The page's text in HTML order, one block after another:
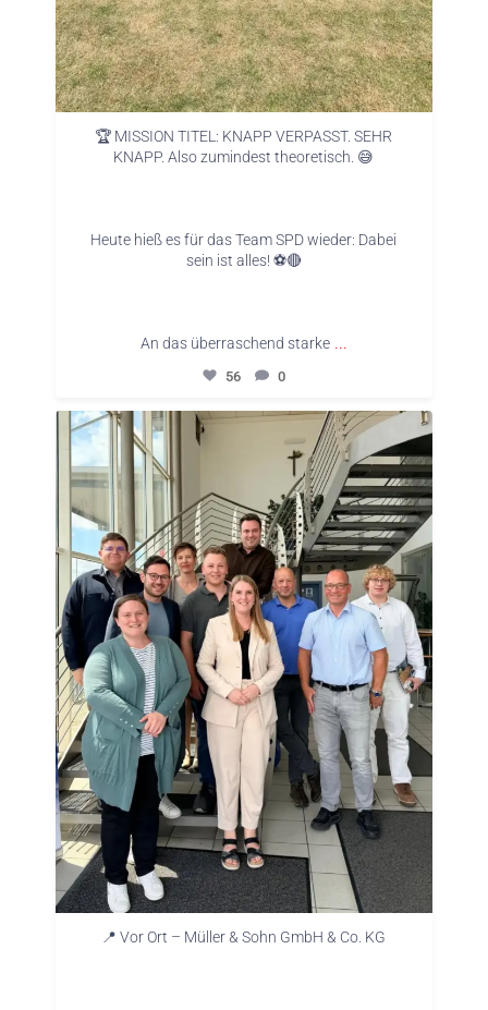
🏆 MISSION TITEL: KNAPP VERPASST. SEHR
KNAPP. Also zumindest theoretisch. 😅
Heute hieß es für das Team SPD wieder: Dabei
sein ist alles! ⚽🔴
An das überraschend starke ...
56 0
📍 Vor Ort – Müller & Sohn GmbH & Co. KG